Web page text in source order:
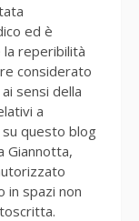
ed è
reperibilità
considerato
sensi della
a
questo blog
Giannotta,
in spazi non